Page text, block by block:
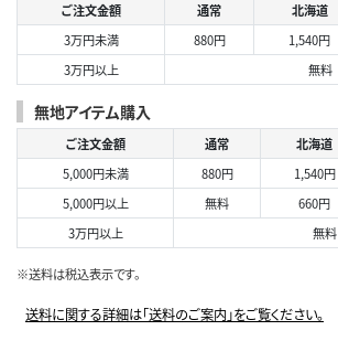
ご注文金額 通常 北海道
3万円未満
880円 1,540円
3万円以上
無料
無地アイテム購入
ご注文金額 通常 北海道
5,000円未満
880円 1,540円
5,000円以上
無料 660円
3万円以上
無料
※送料は税込表示です。
送料に関する詳細は「送料のご案内」をご覧ください。